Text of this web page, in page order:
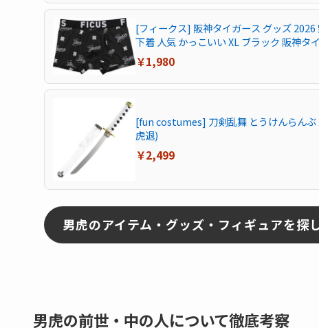
[フィークス] 阪神タイガース グッズ
下着 人気 かっこいい XL ブラック 阪神タ
￥1,980
[fun costumes] 刀剣乱舞 とうけんらんぶ
虎退)
￥2,499
男虎のアイテム・グッズ・フィギュアを探
男虎の前世・中の人について徹底考察